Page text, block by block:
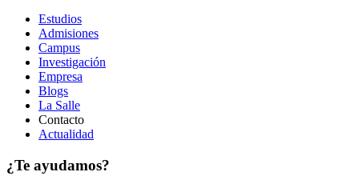
Estudios
Admisiones
Campus
Investigación
Empresa
Blogs
La Salle
Contacto
Actualidad
¿Te ayudamos?